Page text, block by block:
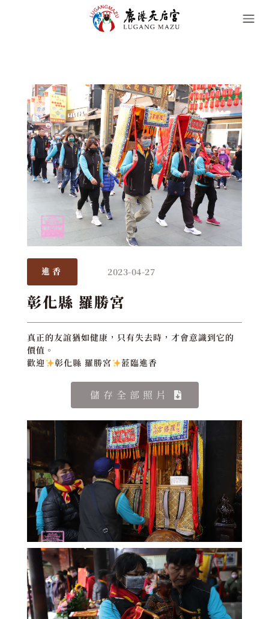
進香 2023-04-27
彰化縣 羅勝宮
真正的友誼猶如健康，只有失去時，才會意識到它的
價值。
歡迎
彰化縣 羅勝宮 蒞臨進香
儲存全部照片